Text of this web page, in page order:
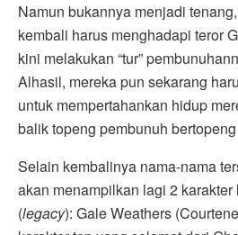
Namun bukannya menjadi
kembali harus menghadapi teror
kini melakukan “tur”
Alhasil, mereka pun sekarang
untuk mempertahankan hidup
balik topeng pembunuh
Selain kembalinya nama-nama
akan menampilkan lagi 2 karakter
(legacy): Gale Weathers